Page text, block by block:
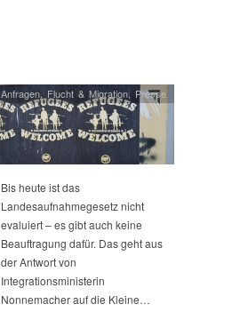
Anfragen, Flucht & Migration, Presse
Bis heute ist das
Landesaufnahmegesetz nicht
evaluiert – es gibt auch keine
Beauftragung dafür. Das geht aus
der Antwort von
Integrationsministerin
Nonnemacher auf die Kleine…